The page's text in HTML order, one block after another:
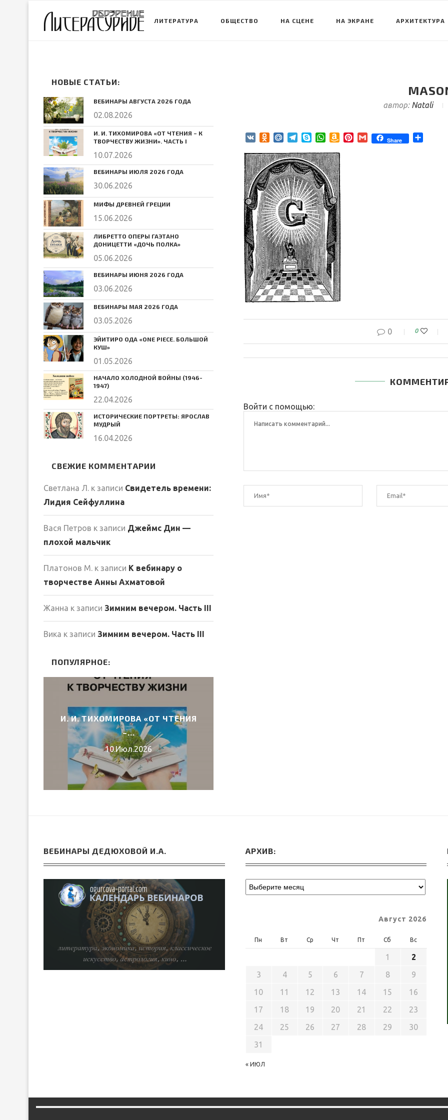
ЛИТЕРАТУРА ОБЩЕСТВО НА СЦЕНЕ НА ЭКРАНЕ АРХИТЕКТУРА
автор: Natali
VK Odnoklassniki
Mail.RuTelegram
SkypeWhatsApp
Amazon
List
Pinterest
GmailShare
0 0
Войти с помощью:
НОВЫЕ СТАТЬИ:
ВЕБИНАРЫ АВГУСТА 2026 ГОДА
02.08.2026
И. И. ТИХОМИРОВА «ОТ ЧТЕНИЯ – К
ТВОРЧЕСТВУ ЖИЗНИ». ЧАСТЬ I
10.07.2026
ВЕБИНАРЫ ИЮЛЯ 2026 ГОДА
30.06.2026
МИФЫ ДРЕВНЕЙ ГРЕЦИИ
15.06.2026
ЛИБРЕТТО ОПЕРЫ ГАЭТАНО
ДОНИЦЕТТИ «ДОЧЬ ПОЛКА»
05.06.2026
ВЕБИНАРЫ ИЮНЯ 2026 ГОДА
03.06.2026
ВЕБИНАРЫ МАЯ 2026 ГОДА
03.05.2026
ЭЙИТИРО ОДА «ONE PIECE. БОЛЬШОЙ
КУШ»
01.05.2026
НАЧАЛО ХОЛОДНОЙ ВОЙНЫ (1946-
1947)
22.04.2026
ИСТОРИЧЕСКИЕ ПОРТРЕТЫ: ЯРОСЛАВ
МУДРЫЙ
16.04.2026
СВЕЖИЕ КОММЕНТАРИИ
Светлана Л. к записи Свидетель времени:
Лидия Сейфуллина
Вася Петров к записи Джеймс Дин —
плохой мальчик
Платонов М. к записи К вебинару о
творчестве Анны Ахматовой
Жанна к записи Зимним вечером. Часть III
Вика к записи Зимним вечером. Часть III
ПОПУЛЯРНОЕ:
И. И. ТИХОМИРОВА «ОТ ЧТЕНИЯ
–...
10.Июл.2026
ВЕБИНАРЫ ДЕДЮХОВОЙ И.А. АРХИВ:
Август 2026
Пн Вт Ср Чт Пт Сб Вс
« ИЮЛ
1
2
3
4 5 6 7 8
9
10
11 12 13 14 15
16
17
18 19 20 21 22
23
24
25 26 27 28 29
30
31